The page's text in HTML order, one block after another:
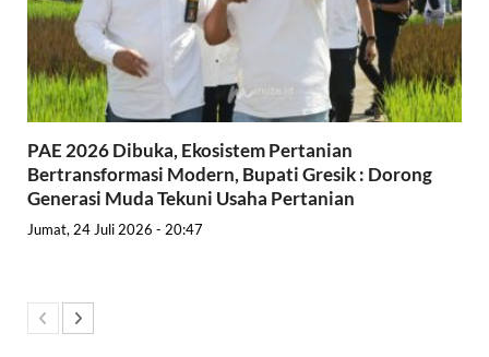
PAE 2026 Dibuka, Ekosistem Pertanian
Bertransformasi Modern, Bupati Gresik : Dorong
Generasi Muda Tekuni Usaha Pertanian
Jumat, 24 Juli 2026 - 20:47